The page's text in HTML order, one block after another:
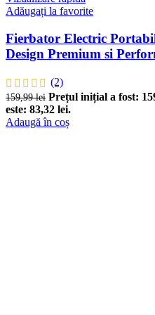
Adăugați la favorite
Fierbator Electric
Design Premium si
(2)
159,99lei Prețul inițial a fost:
este: 83,32 lei.
Adaugă în coș